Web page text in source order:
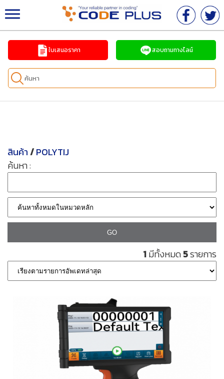
จำหน่ายเครื่องพิมพ์วันที่ เครื่องพิมพ์อิงค์เจ็ทอุตสาหกร
รม ครบวงจร
ใบเสนอราคา สอบถามทางไลน์
สินค้า/POLYTIJ
ค้นหา :
1มีทั้งหมด5รายการ